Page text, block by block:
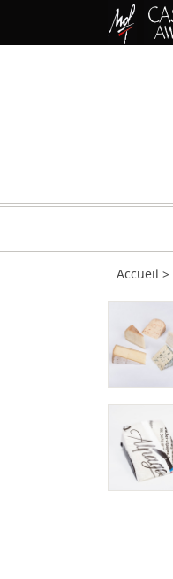
Accueil